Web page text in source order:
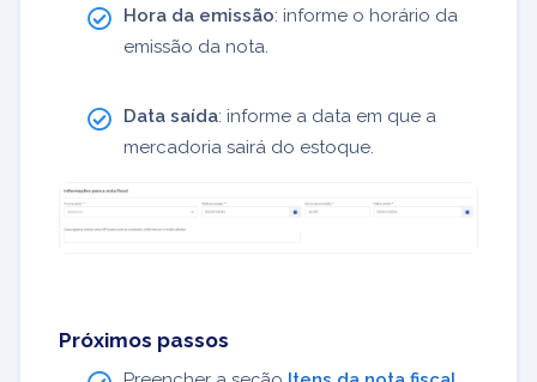
Hora da emissão: informe o horário da
emissão da nota.
Data saída: informe a data em que a
mercadoria sairá do estoque.
Próximos passos